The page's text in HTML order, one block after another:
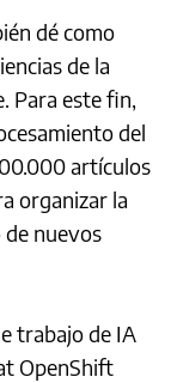
dé como
de la
Para este fin,
del
artículos
organizar la
nuevos
trabajo de IA
OpenShift